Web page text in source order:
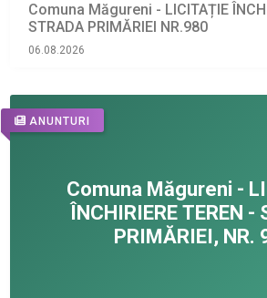
Comuna Măgureni - LICITAȚIE
STRADA PRIMĂRIEI NR.980
06.08.2026
ANUNTURI